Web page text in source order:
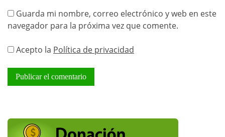
Guarda mi nombre, correo electrónico y web en este
navegador para la próxima vez que comente.
Acepto la Política de privacidad